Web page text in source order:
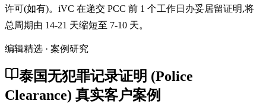
许可(如有)。iVC 在递交 PCC 前 1 个工作日办妥居留证明,将
总周期由 14-21 天缩短至 7-10 天。
编辑精选 · 案例研究
泰国无犯罪记录证明 (Police
Clearance) 真实客户案例